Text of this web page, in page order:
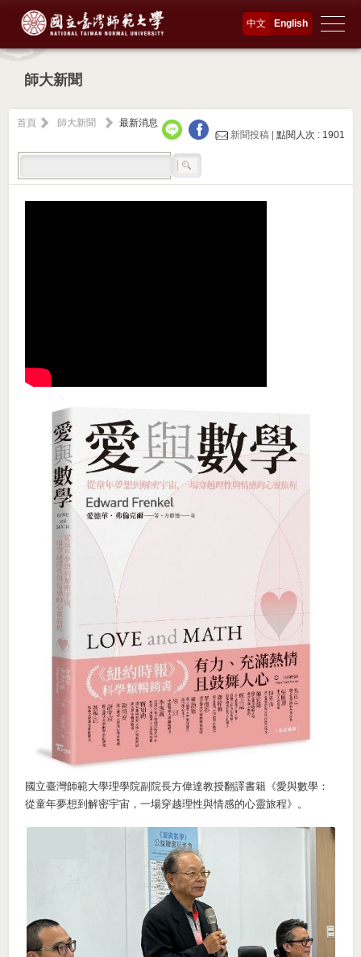
English
中文
師大新聞
首頁 師大新聞
最新消息
新聞投稿 |點閱人次 : 1901
國立臺灣師範大學理學院副院長方偉達教授翻譯書籍《愛與數學：
從童年夢想到解密宇宙，一場穿越理性與情感的心靈旅程》。